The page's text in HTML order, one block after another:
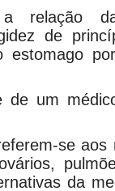
relação
de
estomago
de um
se aos
da